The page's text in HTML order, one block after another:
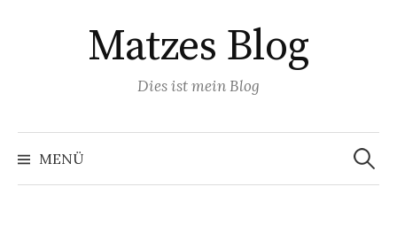
Matzes Blog
Dies ist mein Blog
MENÜ
Suchen
nach: